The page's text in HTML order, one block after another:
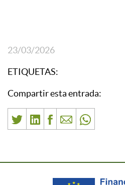
23/03/2026
ETIQUETAS:
Compartir esta entrada: